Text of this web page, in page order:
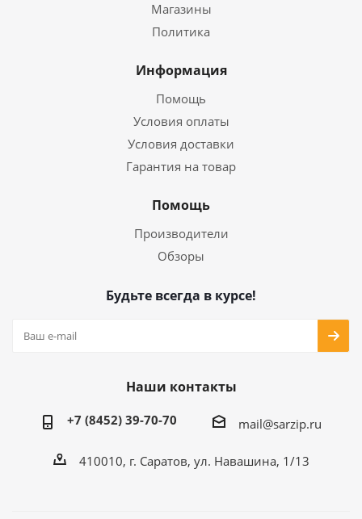
Магазины
Политика
Информация
Помощь
Условия оплаты
Условия доставки
Гарантия на товар
Помощь
Производители
Обзоры
Будьте всегда в курсе!
Наши контакты
+7 (8452) 39-70-70 mail@sarzip.ru
410010, г. Саратов, ул. Навашина, 1/13